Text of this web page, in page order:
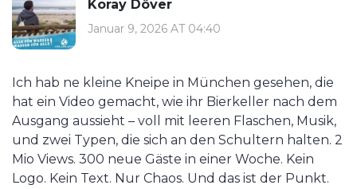
Koray Döver
Januar 9, 2026 AT 04:40
Ich hab ne kleine Kneipe in München gesehen, die
hat ein Video gemacht, wie ihr Bierkeller nach dem
Ausgang aussieht – voll mit leeren Flaschen, Musik,
und zwei Typen, die sich an den Schultern halten. 2
Mio Views. 300 neue Gäste in einer Woche. Kein
Logo. Kein Text. Nur Chaos. Und das ist der Punkt.